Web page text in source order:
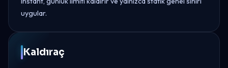
uygular.
Kaldıraç